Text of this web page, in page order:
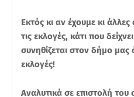
Εκτός κι αν έχουμε κι
τις εκλογές, κάτι που
συνηθίζεται στον δήμο μας
εκλογές!
Αναλυτικά σε επιστολή